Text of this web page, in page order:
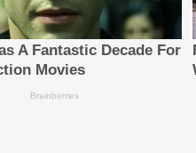
(SLMs) at NVIDIA
of local